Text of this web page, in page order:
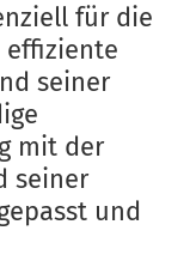
für die
effiziente
seiner
mit der
seiner
und